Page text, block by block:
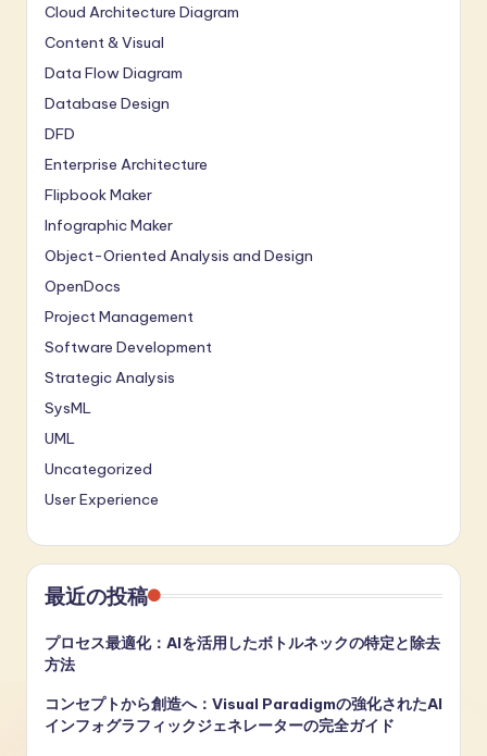
Cloud Architecture Diagram
Content & Visual
Data Flow Diagram
Database Design
DFD
Enterprise Architecture
Flipbook Maker
Infographic Maker
Object-Oriented Analysis and Design
OpenDocs
Project Management
Software Development
Strategic Analysis
SysML
UML
Uncategorized
User Experience
最近の投稿
プロセス最適化：AIを活用したボトルネックの特定と除去
方法
コンセプトから創造へ：Visual Paradigmの強化されたAI
インフォグラフィックジェネレーターの完全ガイド